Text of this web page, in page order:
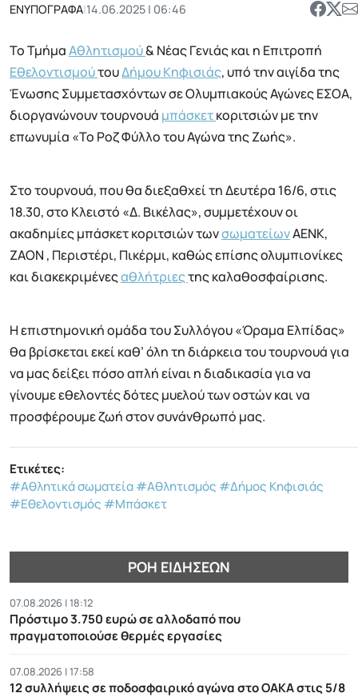
ΕΝΥΠΟΓΡΑΦΑ|14.06.2025 | 06:46
Το ΤμήμαΑθλητισμού& Νέας Γενιάς και η Επιτροπή
ΕθελοντισμούτουΔήμου Κηφισιάς, υπό την αιγίδα της
Ένωσης Συμμετασχόντων σε Ολυμπιακούς Αγώνες ΕΣΟΑ,
διοργανώνουν τουρνουά μπάσκετκοριτσιών με την
επωνυμία «To Ροζ Φύλλο του Αγώνα της Ζωής».
Στο τουρνουά, που θα διεξαθχεί τη Δευτέρα 16/6, στις
18.30, στο Κλειστό «Δ. Βικέλας», συμμετέχουν οι
ακαδημίες μπάσκετ κοριτσιών τωνσωματείωνΑΕΝΚ,
ΖΑΟΝ , Περιστέρι, Πικέρμι, καθώς επίσης ολυμπιονίκες
και διακεκριμένεςαθλήτριεςτης καλαθοσφαίρισης.
Η επιστημονική ομάδα του Συλλόγου «Όραμα Ελπίδας»
θα βρίσκεται εκεί καθ’ όλη τη διάρκεια του τουρνουά για
να μας δείξει πόσο απλή είναι η διαδικασία για να
γίνουμε εθελοντές δότες μυελού των οστών και να
προσφέρουμε ζωή στον συνάνθρωπό μας.
Ετικέτες:
#Αθλητικά σωματεία#Αθλητισμός #Δήμος Κηφισιάς
#Εθελοντισμός #Μπάσκετ
ΡΟΉ ΕΙΔΉΣΕΩΝ
07.08.2026 | 18:12
Πρόστιμο 3.750 ευρώ σε αλλοδαπό που
πραγματοποιούσε θερμές εργασίες
07.08.2026 | 17:58
12 συλλήψεις σε ποδοσφαιρικό αγώνα στο ΟΑΚΑ στις 5/8